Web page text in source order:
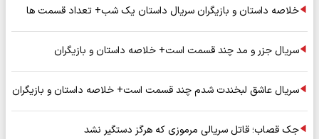
خلاصه داستان و بازیگران سریال داستان یک شب+ تعداد قسمت ها
سریال جزر و مد چند قسمت است+ خلاصه داستان و بازیگران
سریال عاشق لبخندت شدم چند قسمت است+ خلاصه داستان و بازیگران
جک قصاب؛ قاتل سریالی مرموزی که هرگز دستگیر نشد